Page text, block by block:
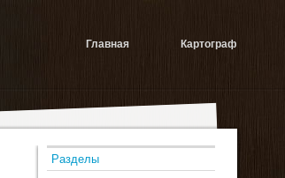
Главная Картограф
Разделы